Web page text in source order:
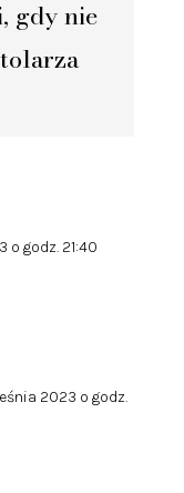
gdy nie
o godz. 21:40
2023 o godz.